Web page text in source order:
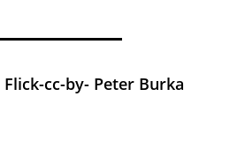
Flick-cc-by- Peter Burka